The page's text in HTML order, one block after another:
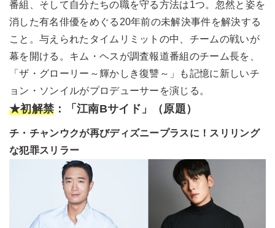
番組、そして自分たちの職を守る方法は1つ。忽然と姿を
消した有名俳優をめぐる20年前の未解決事件を解決する
こと。与えられたタイムリミットの中、チームの戦いが
幕を開ける。キム・ヘスが調査報道番組のチーム長を、
「ザ・グローリー～輝かしき復讐～」も記憶に新しいチ
ョン・ソンイルがプロデューサーを演じる。
★初解禁 ：「江南Bサイド」（原題）
チ・チャンウクが再びディズニープラスに！スリリング
な犯罪スリラー